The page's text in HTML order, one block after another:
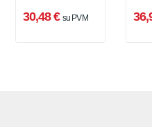
30,48 € su PVM